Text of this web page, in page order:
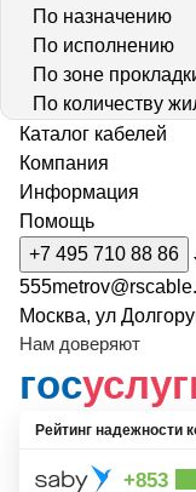
По назначению
По исполнению
По зоне
По количеству
Каталог кабелей
Компания
Информация
Помощь
+7 495 710 88 86
Москва, ул
Нам доверяют
гос
Рейтинг надежности
+853